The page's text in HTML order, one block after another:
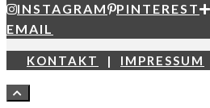
INSTAGRAM PINTEREST
EMAIL
KONTAKT | IMPRESSUM